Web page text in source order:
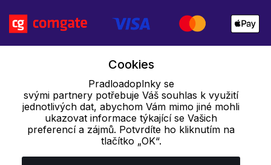
Cookies
Pradloadoplnky se
svými partnery potřebuje Váš souhlas k využití
jednotlivých dat, abychom Vám mimo jiné mohli
ukazovat informace týkající se Vašich
preferencí a zájmů. Potvrdíte ho kliknutím na
tlačítko „OK“.